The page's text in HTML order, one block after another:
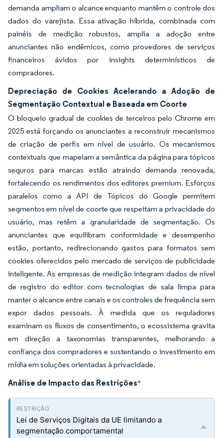
demanda ampliam o alcance enquanto mantêm o controle dos
dados do varejista. Essa ativação híbrida, combinada com
painéis de medição robustos, amplia a adoção entre
anunciantes não endêmicos, como provedores de serviços
financeiros ávidos por insights determinísticos de
compradores.
Depreciação de Cookies Acelerando a Adoção de
Segmentação Contextual e Baseada em Coorte
O bloqueio gradual de cookies de terceiros pelo Chrome em
2025 está forçando os anunciantes a reconstruir mecanismos
de criação de perfis em nível de usuário. Os mecanismos
contextuais que mapeiam a semântica da página para tópicos
seguros para marcas estão atraindo demanda renovada,
fortalecendo os rendimentos dos editores premium. Esforços
paralelos como a API de Tópicos do Google permitem
segmentos em nível de coorte que respeitam a privacidade do
usuário, mas retêm a granularidade de segmentação. Os
anunciantes que equilibram conformidade e desempenho
estão, portanto, redirecionando gastos para formatos sem
cookies oferecidos pelo mercado de serviços de publicidade
inteligente. As empresas de medição integram dados de nível
de registro do editor com tecnologias de sala limpa para
manter o alcance entre canais e os controles de frequência sem
expor dados pessoais. À medida que os reguladores
examinam os fluxos de consentimento, o ecossistema gravita
em direção a taxonomias transparentes, melhorando a
confiança dos compradores e sustentando o investimento em
mídia em soluções orientadas à privacidade.
Análise de Impacto das Restrições*
Lei de Serviços Digitais da UE limitando a
segmentação comportamental